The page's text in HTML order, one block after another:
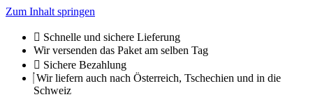
Zum Inhalt springen
Schnelle und sichere Lieferung
Wir versenden das Paket am selben Tag
Sichere Bezahlung
Wir liefern auch nach Österreich, Tschechien und in die
Schweiz